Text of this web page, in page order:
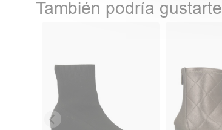
También podría gustarte